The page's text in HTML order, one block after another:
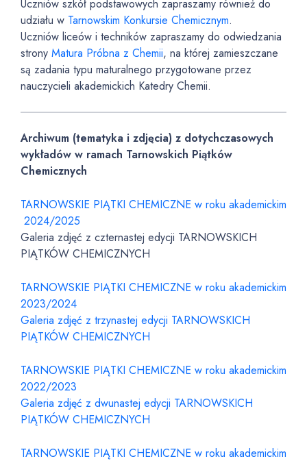
Uczniów szkół podstawowych zapraszamy również do
udziału w Tarnowskim Konkursie Chemicznym.
Uczniów liceów i techników zapraszamy do odwiedzania
strony Matura Próbna z Chemii, na której zamieszczane
są zadania typu maturalnego przygotowane przez
nauczycieli akademickich Katedry Chemii.
Archiwum (tematyka i zdjęcia) z dotychczasowych
wykładów w ramach Tarnowskich Piątków
Chemicznych
TARNOWSKIE PIĄTKI CHEMICZNE w roku akademickim
2024/2025
Galeria zdjęć z czternastej edycji TARNOWSKICH
PIĄTKÓW CHEMICZNYCH
TARNOWSKIE PIĄTKI CHEMICZNE w roku akademickim
2023/2024
Galeria zdjęć z trzynastej edycji TARNOWSKICH
PIĄTKÓW CHEMICZNYCH
TARNOWSKIE PIĄTKI CHEMICZNE w roku akademickim
2022/2023
Galeria zdjęć z dwunastej edycji TARNOWSKICH
PIĄTKÓW CHEMICZNYCH
TARNOWSKIE PIĄTKI CHEMICZNE w roku akademickim